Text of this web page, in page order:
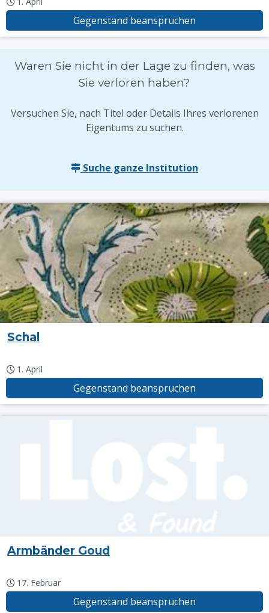
Gegenstand beanspruchen
Waren Sie nicht in der Lage zu finden, was
Sie verloren haben?
Versuchen Sie, nach Titel oder Details Ihres verlorenen
Eigentums zu suchen.
Suche ganze Institution
Schal
1. April
Gegenstand beanspruchen
Armbänder Goud
17. Februar
Gegenstand beanspruchen